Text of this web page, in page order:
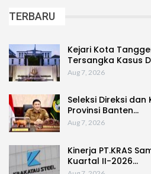
TERBARU
Kejari Kota
Tersangka Kasus
Aug 7, 2026
Seleksi Direksi dan
Provinsi Banten…
Aug 7, 2026
Kinerja PT.KRAS
Kuartal II-2026…